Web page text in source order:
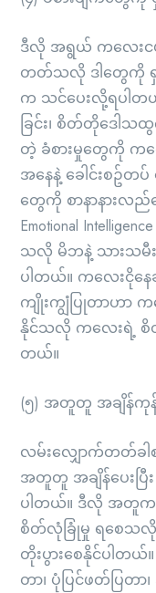
ဒီလို အရွယ် ကလေးင
တတ်သလို ဒါတွေကို ရှ
က သင်ပေးလို့ရပါတယ်
ခြင်း၊ စိတ်တိုဒေါသထွ
တဲ့ ခံစားမှုတွေကို က
အနေနဲ့ ခေါင်းစဥ်တပ်
တွေကို စာနာနားလ
Emotional
သလို မိဘနဲ့ သားသမီး
ပါတယ်။ ကလေးငိုန
ကျိုးကျွံပြုတာဟာ
နိုင်သလို ကလေးရဲ့ စိတ်
တယ်။
(၅) အတူတူ အချိန်ကုန်
လမ်းလျှောက်တတ်
အတူတူ အချိန်ပေးပ
ပါတယ်။ ဒီလို အတူက
စိတ်လုံခြုံမှု ရစေသလို
တိုးပွားစေနိုင်ပါ
တာ၊ ပုံပြင်ဖတ်ပြ